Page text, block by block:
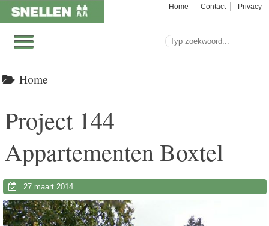
Home Contact Privacy
Home
Project 144
Appartementen Boxtel
27 maart 2014